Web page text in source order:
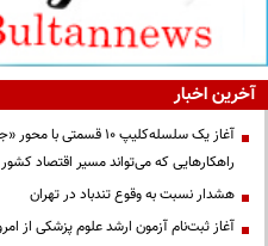
آخرین اخبار
آغاز یک سلسله‌کلیپ ۱۰
راهکارهایی که می‌تواند مسیر اقتصاد
هشدار نسبت به وقوع تندباد در تهران
آغاز ثبت‌نام آزمون ارشد علوم پزشکی از